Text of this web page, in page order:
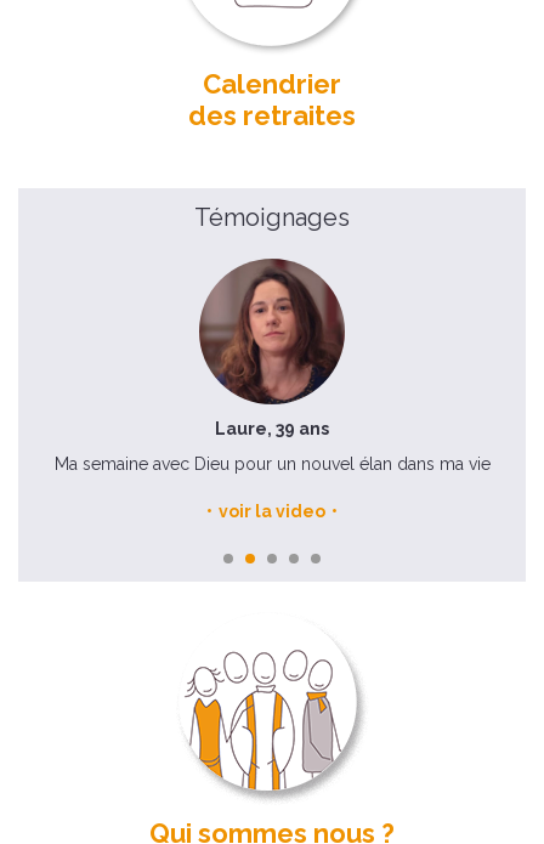
Calendrier
des retraites
Témoignages
Laure, 39 ans
Ma semaine avec Dieu pour un nouvel élan dans ma vie
voir la video
Qui sommes nous ?